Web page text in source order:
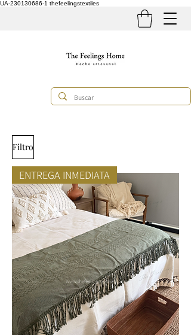
UA-230130686-1 thefeelingstextiles
Filtro
ENTREGA INMEDIATA